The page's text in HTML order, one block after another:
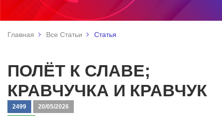
Главная Все Статьи Статья
ПОЛЁТ К СЛАВЕ;
КРАВЧУЧКА И КРАВЧУК
2499 20/05/2026